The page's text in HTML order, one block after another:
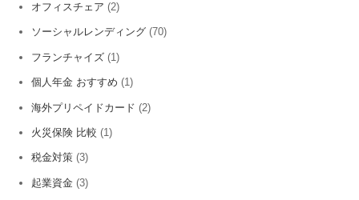
オフィスチェア (2)
ソーシャルレンディング (70)
フランチャイズ (1)
個人年金 おすすめ (1)
海外プリペイドカード (2)
火災保険 比較 (1)
税金対策 (3)
起業資金 (3)